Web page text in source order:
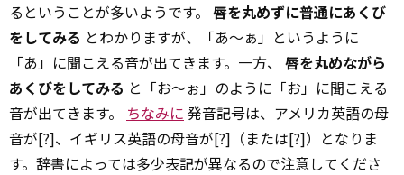
るということが多いようです。 唇を丸めずに普通にあくび
をしてみる とわかりますが、「あ～ぁ」というように
「あ」に聞こえる音が出てきます。一方、 唇を丸めながら
あくびをしてみる と「お～ぉ」のように「お」に聞こえる
音が出てきます。 ちなみに 発音記号は、アメリカ英語の母
音が[?]、イギリス英語の母音が[?]（または[?]）となりま
す。辞書によっては多少表記が異なるので注意してくださ